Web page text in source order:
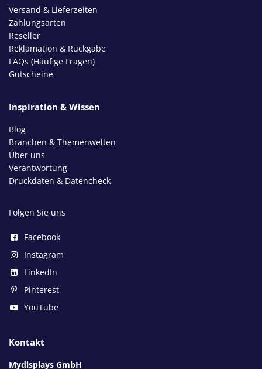
Versand & Lieferzeiten
Zahlungsarten
Reseller
Reklamation & Rückgabe
FAQs (Häufige Fragen)
Gutscheine
Inspiration & Wissen
Blog
Branchen & Themenwelten
Über uns
Verantwortung
Druckdaten & Datencheck
Folgen Sie uns
Facebook
Instagram
LinkedIn
Pinterest
YouTube
Kontakt
Mydisplays GmbH